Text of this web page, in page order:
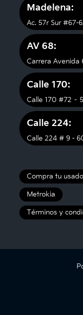
Madelena:
Ac. 57r Sur #67-
AV 68:
Carrera Avenida
Calle 170:
Calle 170 #72 –
Calle 224:
Calle 224 # 9 -
Compra tu usado
Metrokia
Términos y